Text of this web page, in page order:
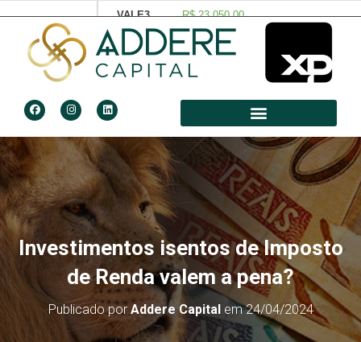
Investimentos isentos de Imposto
de Renda valem a pena?
Publicado por Addere Capitalem24/04/2024